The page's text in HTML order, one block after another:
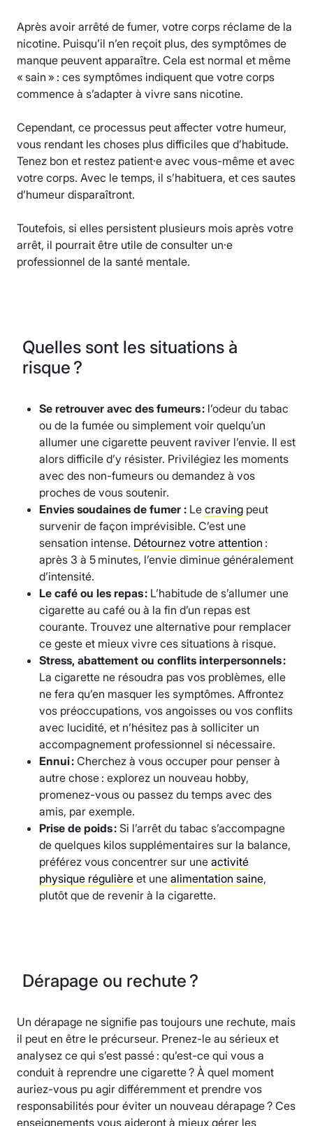
Après avoir arrêté de fumer, votre corps réclame de la
nicotine. Puisqu’il n’en reçoit plus, des symptômes de
manque peuvent apparaître. Cela est normal et même
« sain » : ces symptômes indiquent que votre corps
commence à s’adapter à vivre sans nicotine.
Cependant, ce processus peut affecter votre humeur,
vous rendant les choses plus difficiles que d’habitude.
Tenez bon et restez patient·e avec vous-même et avec
votre corps. Avec le temps, il s’habituera, et ces sautes
d’humeur disparaîtront.
Toutefois, si elles persistent plusieurs mois après votre
arrêt, il pourrait être utile de consulter un·e
professionnel de la santé mentale.
Quelles sont les situations à
risque ?
Se retrouver avec des fumeurs : l’odeur du tabac
ou de la fumée ou simplement voir quelqu’un
allumer une cigarette peuvent raviver l’envie. Il est
alors difficile d’y résister. Privilégiez les moments
avec des non-fumeurs ou demandez à vos
proches de vous soutenir.
Envies soudaines de fumer : Le craving peut
survenir de façon imprévisible. C’est une
sensation intense. Détournez votre attention :
après 3 à 5 minutes, l’envie diminue généralement
d’intensité.
Le café ou les repas : L’habitude de s’allumer une
cigarette au café ou à la fin d’un repas est
courante. Trouvez une alternative pour remplacer
ce geste et mieux vivre ces situations à risque.
Stress, abattement ou conflits interpersonnels :
La cigarette ne résoudra pas vos problèmes, elle
ne fera qu’en masquer les symptômes. Affrontez
vos préoccupations, vos angoisses ou vos conflits
avec lucidité, et n’hésitez pas à solliciter un
accompagnement professionnel si nécessaire.
Ennui : Cherchez à vous occuper pour penser à
autre chose : explorez un nouveau hobby,
promenez-vous ou passez du temps avec des
amis, par exemple.
Prise de poids : Si l’arrêt du tabac s’accompagne
de quelques kilos supplémentaires sur la balance,
préférez vous concentrer sur une activité
physique régulière et une alimentation saine,
plutôt que de revenir à la cigarette.
Dérapage ou rechute ?
Un dérapage ne signifie pas toujours une rechute, mais
il peut en être le précurseur. Prenez-le au sérieux et
analysez ce qui s’est passé : qu’est-ce qui vous a
conduit à reprendre une cigarette ? À quel moment
auriez-vous pu agir différemment et prendre vos
responsabilités pour éviter un nouveau dérapage ? Ces
enseignements vous aideront à mieux gérer les